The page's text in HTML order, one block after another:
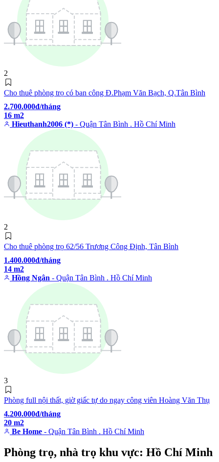
2
Cho thuê phòng trọ có ban công Đ.Phạm Văn Bạch, Q.Tân Bình
2.700.000đ/tháng
16 m2
Hieuthanh2006 (*) - Quận Tân Bình . Hồ Chí Minh
2
Cho thuê phòng trọ 62/56 Trương Công Định, Tân Bình
1.400.000đ/tháng
14 m2
Hồng Ngân - Quận Tân Bình . Hồ Chí Minh
3
Phòng full nội thất, giờ giấc tự do ngay công viên Hoàng Văn Thụ
4.200.000đ/tháng
20 m2
Be Home - Quận Tân Bình . Hồ Chí Minh
Phòng trọ, nhà trọ khu vực: Hồ Chí Minh